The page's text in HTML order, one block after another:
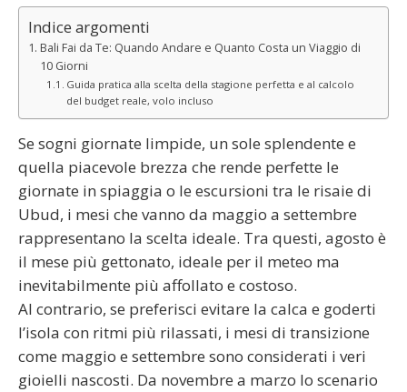
Indice argomenti
Bali Fai da Te: Quando Andare e Quanto Costa un Viaggio di
10 Giorni
Guida pratica alla scelta della stagione perfetta e al calcolo
del budget reale, volo incluso
Se sogni giornate limpide, un sole splendente e
quella piacevole brezza che rende perfette le
giornate in spiaggia o le escursioni tra le risaie di
Ubud, i mesi che vanno da maggio a settembre
rappresentano la scelta ideale. Tra questi, agosto è
il mese più gettonato, ideale per il meteo ma
inevitabilmente più affollato e costoso.
Al contrario, se preferisci evitare la calca e goderti
l’isola con ritmi più rilassati, i mesi di transizione
come maggio e settembre sono considerati i veri
gioielli nascosti. Da novembre a marzo lo scenario